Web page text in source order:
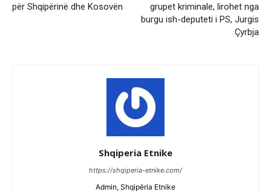
për Shqipërinë dhe Kosovën
grupet kriminale, lirohet nga
burgu ish-deputeti i PS, Jurgis
Çyrbja
Shqiperia Etnike
https://shqiperia-etnike.com/
Admin, Shqipëria Etnike